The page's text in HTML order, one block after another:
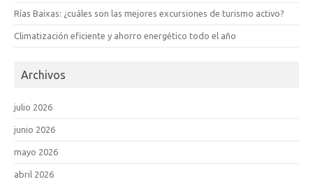
Rías Baixas: ¿cuáles son las mejores excursiones de turismo activo?
Climatización eficiente y ahorro energético todo el año
Archivos
julio 2026
junio 2026
mayo 2026
abril 2026